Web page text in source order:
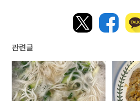
관련글